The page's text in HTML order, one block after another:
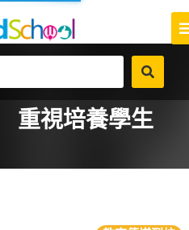
重視培養學生